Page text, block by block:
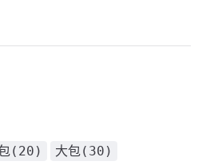
(20) 大包(30)